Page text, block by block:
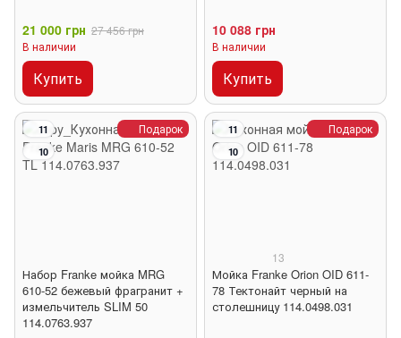
21 000 грн 27 456 грн
В наличии
Купить
10 088 грн
В наличии
Купить
Подарок
11
10
Набор Franke мойка MRG
610-52 бежевый фрагранит +
измельчитель SLIM 50
114.0763.937
Подарок
11
10
13
Мойка Franke Orion OID 611-
78 Тектонайт черный на
столешницу 114.0498.031